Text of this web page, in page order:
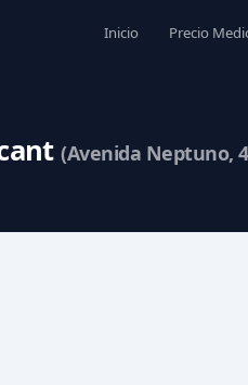
Inicio Precio
(Avenida Neptuno,